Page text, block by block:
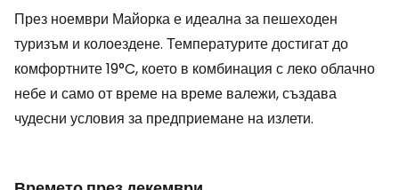
През ноември Майорка е идеална за пешеходен
туризъм и колоездене. Температурите достигат до
комфортните 19°C, което в комбинация с леко облачно
небе и само от време на време валежи, създава
чудесни условия за предприемане на излети.